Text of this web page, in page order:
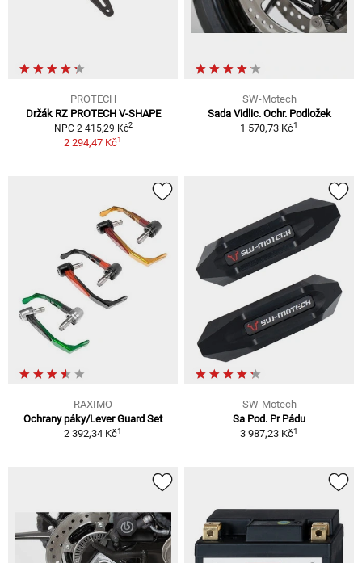
PROTECH
Držák RZ PROTECH V-SHAPE
NPC 2 415,29 Kč2
2 294,47 Kč1
SW-Motech
Sada Vidlic. Ochr. Podložek
1 570,73 Kč1
RAXIMO
Ochrany páky/Lever Guard Set
2 392,34 Kč1
SW-Motech
Sa Pod. Pr Pádu
3 987,23 Kč1